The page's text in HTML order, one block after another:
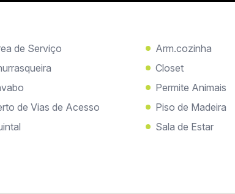
de Serviço
Arm.cozinha
Closet
Permite Animais
de Vias de Acesso
Piso de Madeira
Sala de Estar